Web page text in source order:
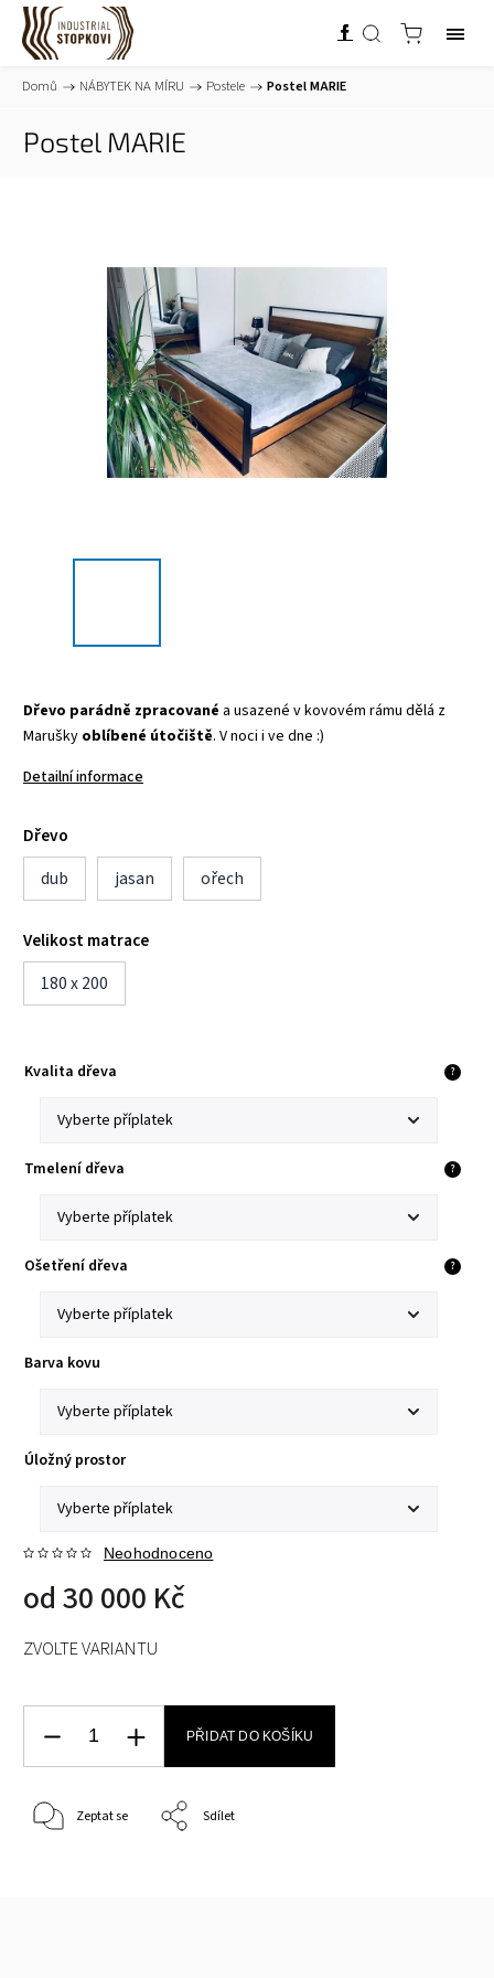
Domů / NÁBYTEK NA MÍRU / Postele / Postel MARIE
Postel MARIE
Dřevo parádně zpracované a usazené v kovovém rámu dělá z
Marušky oblíbené útočiště. V noci i ve dne :)
Detailní informace
Dřevo
dub
jasan ořech
Velikost matrace
180 x 200
Kvalita dřeva ?
Tmelení dřeva ?
Ošetření dřeva ?
Barva kovu
Úložný prostor
Neohodnoceno
od 30 000 Kč
ZVOLTE VARIANTU
PŘIDAT DO KOŠÍKU
Zeptat se Sdílet